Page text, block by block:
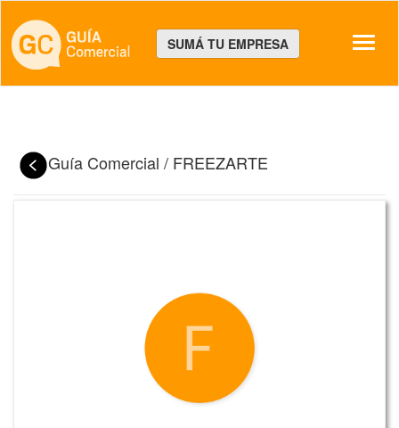
SUMÁ TU EMPRESA
Guía Comercial / FREEZARTE